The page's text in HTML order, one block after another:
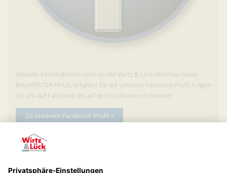
Aktuelle Informationen rund um die Wirtz & Lück Wohnbau sowie
BAUMEISTER-HAUS, erhalten Sie auf unserem Facebook-Profil. Folgen
Sie uns auf Facebook um auf dem Laufenden zu bleiben!
Zu unserem Facebook-Profil »
Zurück zur Übersicht »